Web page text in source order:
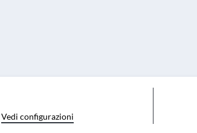
Vedi configurazioni